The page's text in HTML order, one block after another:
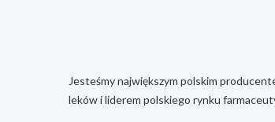
Jesteśmy największym polskim
leków i liderem polskiego rynku